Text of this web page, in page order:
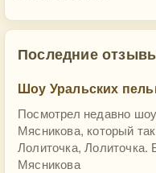
Последние
Шоу Уральских
Посмотрел недавно
Мясникова, который
Лолиточка, Лолиточка.
Мясникова